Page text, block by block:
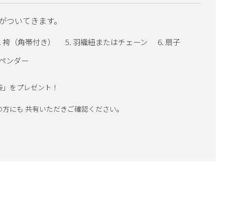
いてきます。
袴（角帯付き） 羽織紐またはチェーン
扇子
ンダー
をプレゼント！
にも 共有いただきご確認ください。